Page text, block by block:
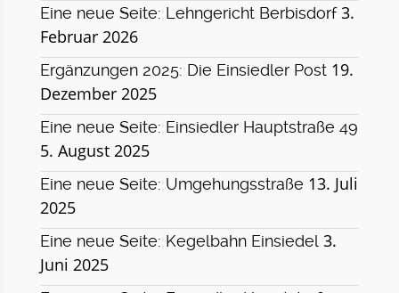
Eine neue Seite: Lehngericht Berbisdorf 3.
Februar 2026
Ergänzungen 2025: Die Einsiedler Post 19.
Dezember 2025
Eine neue Seite: Einsiedler Hauptstraße 49
5. August 2025
Eine neue Seite: Umgehungsstraße 13. Juli
2025
Eine neue Seite: Kegelbahn Einsiedel 3.
Juni 2025